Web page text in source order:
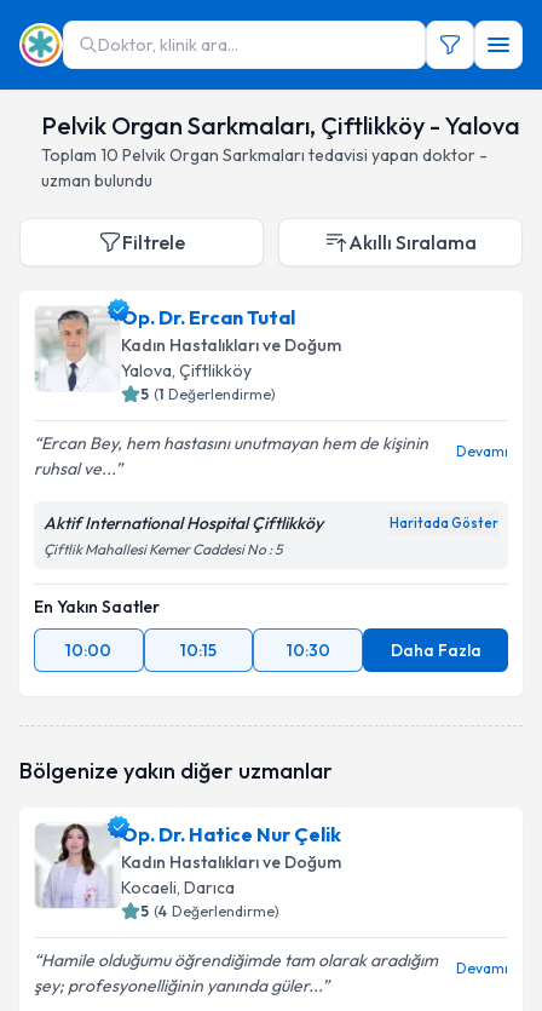
Doktor, klinik ara...
Pelvik Organ Sarkmaları, Çiftlikköy - Yalova
Toplam 10 Pelvik Organ Sarkmaları tedavisi yapan doktor -
uzman bulundu
Filtrele Akıllı Sıralama
Op. Dr. Ercan Tutal
Kadın Hastalıkları ve Doğum
Yalova, Çiftlikköy
5 (1 Değerlendirme)
Ercan Bey, hem hastasını unutmayan hem de kişinin
ruhsal ve...
Devamı
Aktif International Hospital Çiftlikköy Haritada Göster
Çiftlik Mahallesi Kemer Caddesi No : 5
En Yakın Saatler
10:00
10:15 10:30 Daha Fazla
Bölgenize yakın diğer uzmanlar
Op. Dr. Hatice Nur Çelik
Kadın Hastalıkları ve Doğum
Kocaeli, Darıca
5 (4 Değerlendirme)
Hamile olduğumu öğrendiğimde tam olarak aradığım
şey; profesyonelliğinin yanında güler...
Devamı